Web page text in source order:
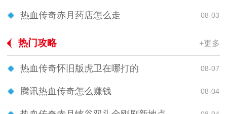
热血传奇赤月药店怎么走 08-03
热门攻略 +更多
热血传奇怀旧版虎卫在哪打的 08-07
腾讯热血传奇怎么赚钱 08-04